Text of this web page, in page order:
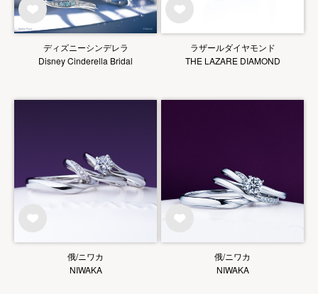
ディズニーシンデレラ
Disney Cinderella Bridal
ラザールダイヤモンド
THE LAZARE DIAMOND
俄/ニワカ
NIWAKA
俄/ニワカ
NIWAKA